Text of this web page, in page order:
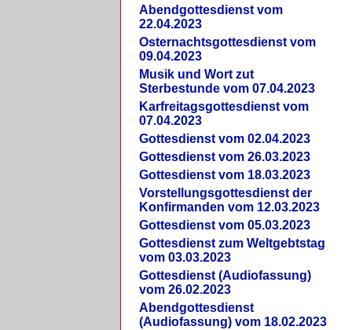
Abendgottesdienst vom
22.04.2023
Osternachtsgottesdienst vom
09.04.2023
Musik und Wort zut
Sterbestunde vom 07.04.2023
Karfreitagsgottesdienst vom
07.04.2023
Gottesdienst vom 02.04.2023
Gottesdienst vom 26.03.2023
Gottesdienst vom 18.03.2023
Vorstellungsgottesdienst der
Konfirmanden vom 12.03.2023
Gottesdienst vom 05.03.2023
Gottesdienst zum Weltgebtstag
vom 03.03.2023
Gottesdienst (Audiofassung)
vom 26.02.2023
Abendgottesdienst
(Audiofassung) vom 18.02.2023